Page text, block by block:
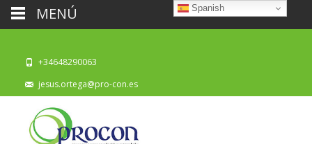
+34648290063
jesus.ortega@pro-con.es
Spanish
MENÚ